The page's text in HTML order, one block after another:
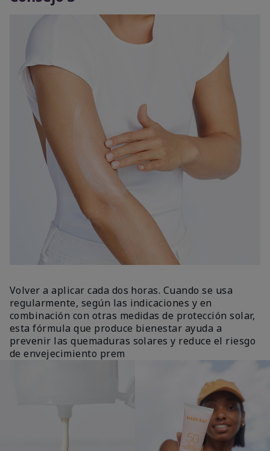
Volver a aplicar cada dos horas. Cuando se usa
regularmente, según las indicaciones y en
combinación con otras medidas de protección solar,
esta fórmula que produce bienestar ayuda a
prevenir las quemaduras solares y reduce el riesgo
de envejecimiento prem